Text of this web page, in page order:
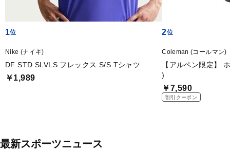
1
Nike (ナイキ)
DF STD SLVLS フレックス S/S Tシャツ
￥1,989
2
Coleman (コールマン)
【アルペン限定】
)
￥7,590
割引クーポン
最新スポーツニュース